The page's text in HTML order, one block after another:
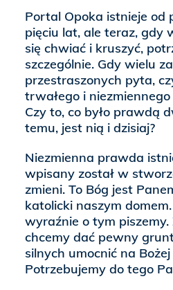
Portal Opoka istnieje od
pięciu lat, ale teraz, gdy
się chwiać i kruszyć,
szczególnie. Gdy wielu
przestraszonych pyta,
trwałego i
Czy to, co było prawdą
temu, jest nią i dzisiaj?
Niezmienna prawda
wpisany został w
zmieni. To Bóg jest
katolicki naszym
wyraźnie o tym
chcemy dać pewny
silnych umocnić na
Potrzebujemy do tego